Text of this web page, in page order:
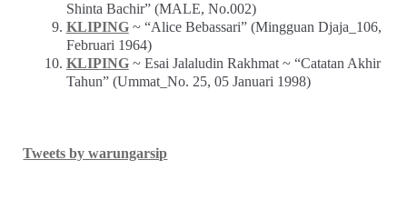
Shinta Bachir” (MALE, No.002)
KLIPING~ “Alice Bebassari” (Mingguan Djaja_106,
Februari 1964)
KLIPING~ Esai Jalaludin Rakhmat ~ “Catatan Akhir
Tahun” (Ummat_No. 25, 05 Januari 1998)
Tweets by warungarsip